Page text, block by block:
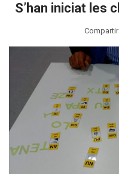
S’han iniciat les